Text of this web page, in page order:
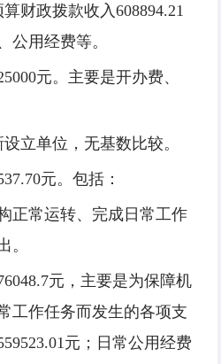
算财政拨款收入608894.21
公用经费等。
元。主要是开办费、
设立单位，无基数比较。
元。包括：
正常运转、完成日常工作
。
元，主要是为保障机
工作任务而发生的各项支
元；日常公用经费